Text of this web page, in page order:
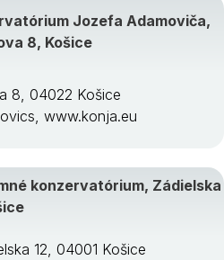
Jozefa Adamoviča,
8, Košice
8, 04022 Košice
www.konja.eu
konzervatórium, Zádielska
12, 04001 Košice